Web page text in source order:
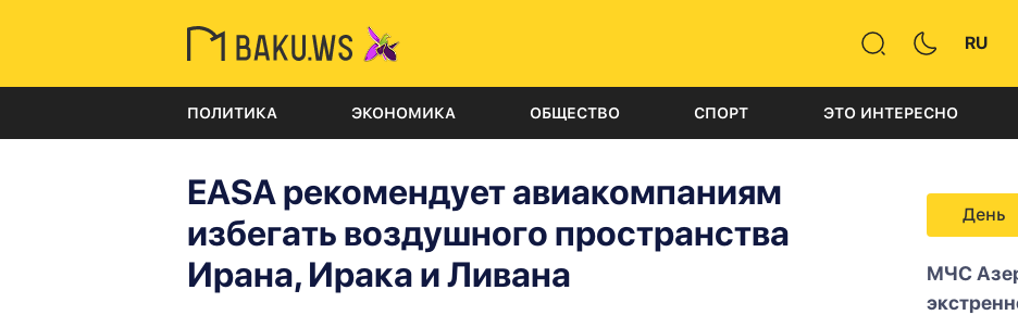
RU
ПОЛИТИКА ЭКОНОМИКА ОБЩЕСТВО СПОРТ ЭТО ИНТЕРЕСНО
EASA рекомендует авиакомпаниям
избегать воздушного пространства
Ирана, Ирака и Ливана
День
МЧС